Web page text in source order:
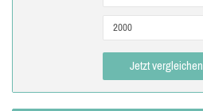
Jetzt vergleichen